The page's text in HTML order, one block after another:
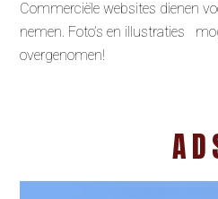
Commerciële websites dienen
nemen. Foto’s en illustraties
overgenomen!